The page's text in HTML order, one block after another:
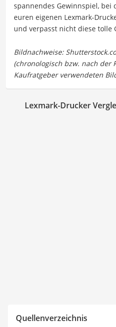
spannendes Gewinnspiel, bei
euren eigenen Lexmark-
und verpasst nicht diese tolle
Lexmark-Drucker
Quellenverzeichnis